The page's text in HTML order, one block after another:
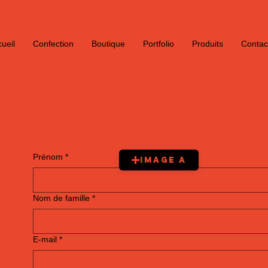
Confection Boutique Portfolio Produits
Prénom *
Nom de famille *
E‑mail *
Image A